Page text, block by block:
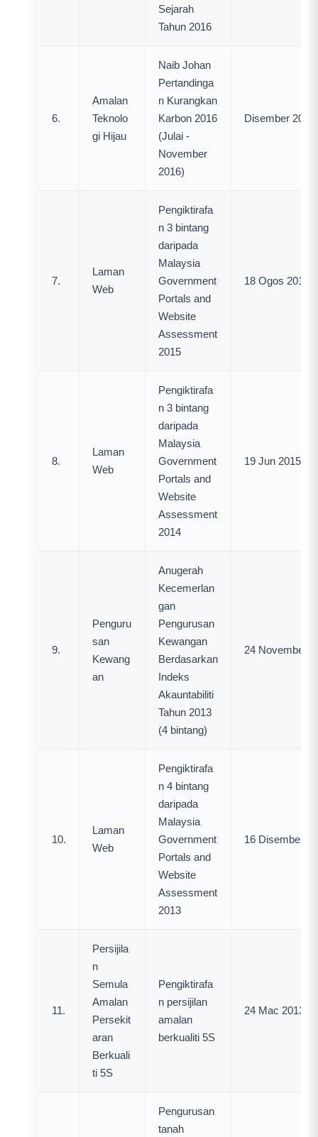
Sejarah
Tahun 2016
6.
Amalan
Teknolo
gi Hijau
Naib Johan
Pertandinga
n Kurangkan
Karbon 2016
(Julai -
November
2016)
Disember 2016
7.
Laman
Web
Pengiktirafa
n 3 bintang
daripada
Malaysia
Government
Portals and
Website
Assessment
2015
18 Ogos 2016
8.
Laman
Web
Pengiktirafa
n 3 bintang
daripada
Malaysia
Government
Portals and
Website
Assessment
2014
19 Jun 2015
9.
Penguru
san
Kewang
an
Anugerah
Kecemerlan
gan
Pengurusan
Kewangan
Berdasarkan
Indeks
Akauntabiliti
Tahun 2013
(4 bintang)
24 November
10.
Laman
Web
Pengiktirafa
n 4 bintang
daripada
Malaysia
Government
Portals and
Website
Assessment
2013
16 Disember
11.
Persijila
n
Semula
Amalan
Persekit
aran
Berkuali
ti 5S
Pengiktirafa
n persijilan
amalan
berkualiti 5S
24 Mac 2013
Pengurusan
tanah